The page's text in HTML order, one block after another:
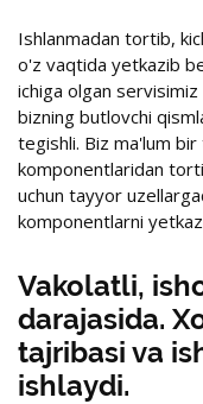
Ishlanmadan tortib,
o'z vaqtida yetkazib
ichiga olgan
bizning butlovchi
tegishli. Biz ma'lum
komponentlaridan
uchun tayyor
komponentlarni
Vakolatli,
darajasida.
tajribasi va
ishlaydi.